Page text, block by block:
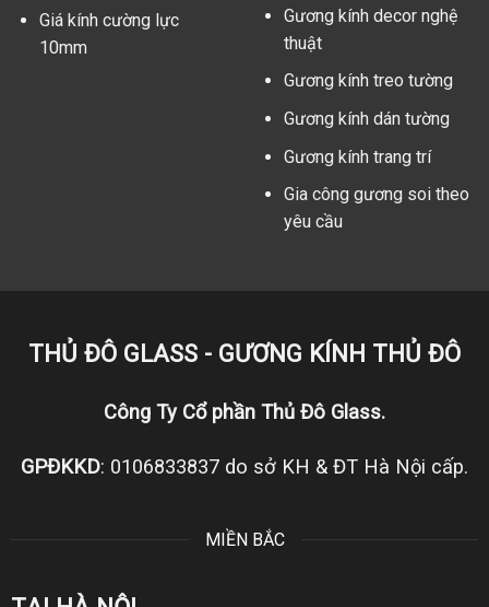
Giá kính cường lực
10mm
Gương kính decor nghệ
thuật
Gương kính treo tường
Gương kính dán tường
Gương kính trang trí
Gia công gương soi theo
yêu cầu
THỦ ĐÔ GLASS - GƯƠNG KÍNH THỦ ĐÔ
Công Ty Cổ phần Thủ Đô Glass.
GPĐKKD: 0106833837 do sở KH & ĐT Hà Nội cấp.
MIỀN BẮC